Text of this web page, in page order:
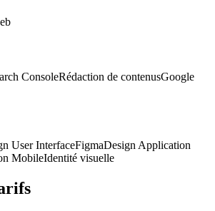
ConsoleRédaction de contenusGoogle
User InterfaceFigmaDesign Application
MobileIdentité visuelle